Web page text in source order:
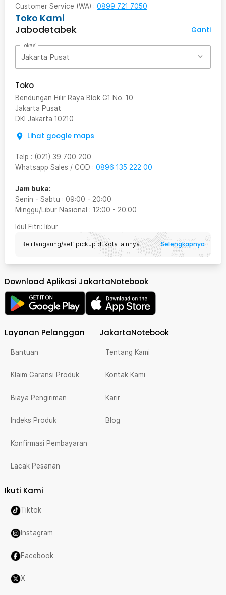
Customer Service (WA) : 0899 721 7050
Toko Kami
Jabodetabek
Ganti
Lokasi
Jakarta Pusat
Toko
Bendungan Hilir Raya Blok G1 No. 10
Jakarta Pusat
DKI Jakarta 10210
Lihat google maps
Telp : (021) 39 700 200
Whatsapp Sales / COD : 0896 135 222 00
Jam buka:
Senin - Sabtu : 09:00 - 20:00
Minggu/Libur Nasional : 12:00 - 20:00
Idul Fitri: libur
Beli langsung/self pickup di kota lainnya Selengkapnya
Download Aplikasi JakartaNotebook
Layanan Pelanggan
Bantuan
Klaim Garansi Produk
Biaya Pengiriman
Indeks Produk
Konfirmasi Pembayaran
Lacak Pesanan
JakartaNotebook
Tentang Kami
Kontak Kami
Karir
Blog
Ikuti Kami
Tiktok
Instagram
Facebook
X